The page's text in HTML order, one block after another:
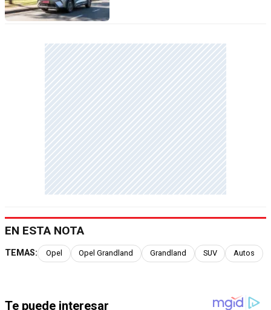
EN ESTA NOTA
TEMAS: Opel Opel Grandland Grandland SUV Autos